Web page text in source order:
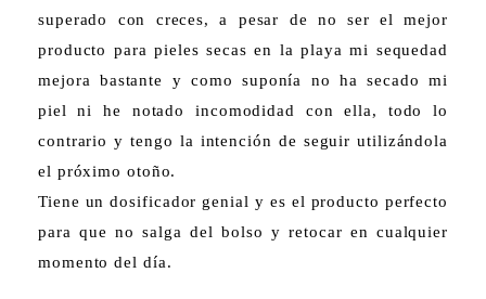
superado con creces, a pesar de no ser el mejor
producto para pieles secas en la playa mi sequedad
mejora bastante y como suponía no ha secado mi
piel ni he notado incomodidad con ella, todo lo
contrario y tengo la intención de seguir utilizándola
el próximo otoño.
Tiene un dosificador genial y es el producto perfecto
para que no salga del bolso y retocar en cualquier
momento del día.